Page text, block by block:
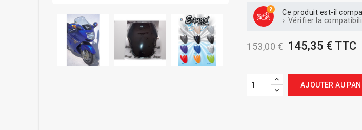
Ce produit est-il
Vérifier la
153,00 € 145,35 € TTC
AJOUTER AU